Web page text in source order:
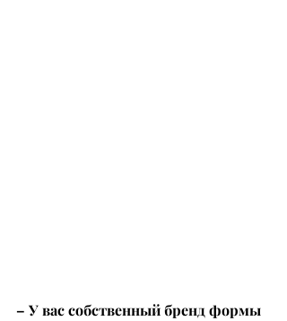
– У вас собственный бренд формы